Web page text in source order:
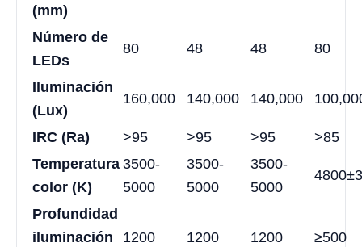
(mm)
Número de
LEDs
80 48 48 80
Iluminación
(Lux)
160,000 140,000 140,000
IRC (Ra) >95 >95 >95
>85
Temperatura
color (K)
3500-
5000
3500-
5000
3500-
5000
Profundidad
iluminación
1200 1200 1200 ≥500